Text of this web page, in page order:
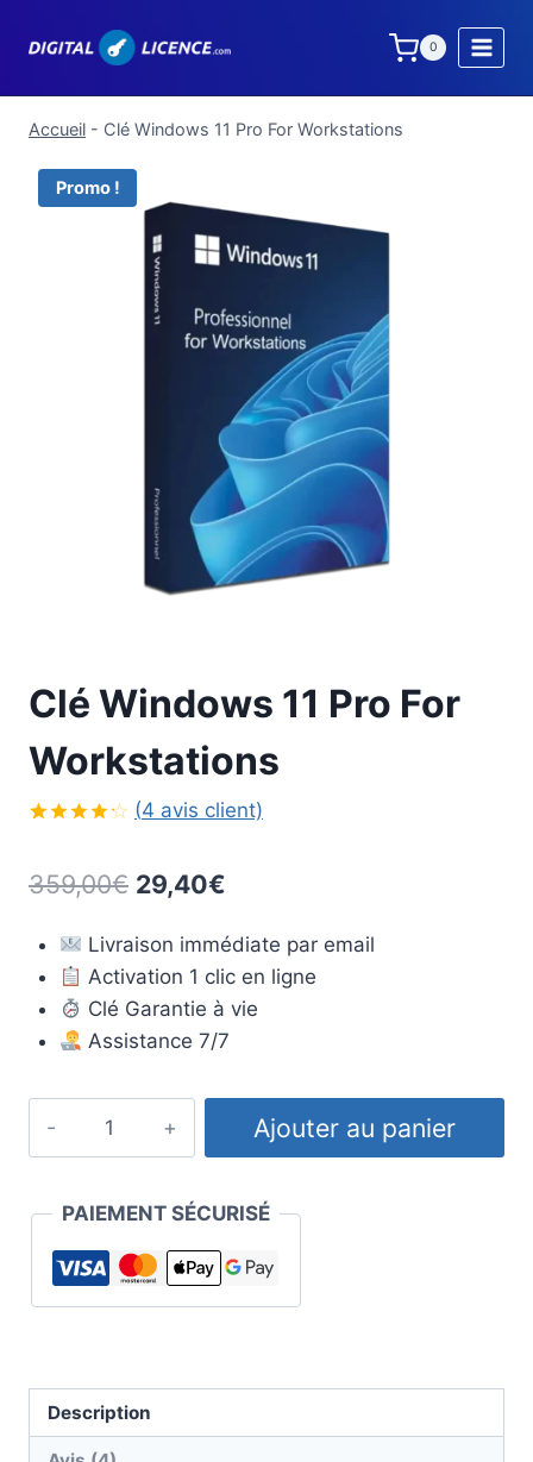
0
Accueil - Clé Windows 11 Pro For Workstations
Promo !
Clé Windows 11 Pro For
Workstations
5 basé
client
(4 avis client)
359,00€ Le
initial
était :
359,00€.
29,40€
actuel
est :
29,40€.
Livraison immédiate par email
Activation 1 clic en ligne
Clé Garantie à vie
Assistance 7/7
Windows
For
Ajouter au panier
PAIEMENT SÉCURISÉ
Description